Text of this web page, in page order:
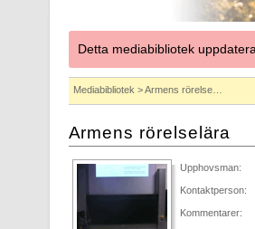
Detta mediabibliotek
Mediabibliotek > Armens rörelse…
Armens rörelselära
Upphovsman:
Kontaktperson:
Kommentarer: